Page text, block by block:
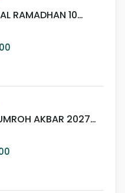
RAMADHAN 10
AKBAR 2027